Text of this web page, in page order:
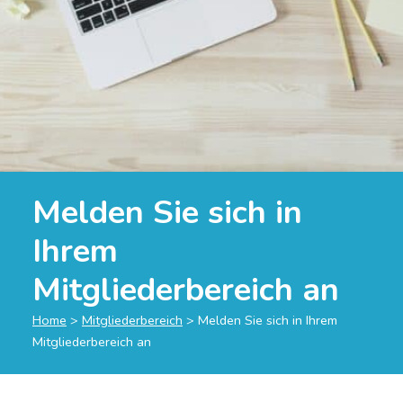
Melden Sie sich in
Ihrem
Mitgliederbereich an
Home > Mitgliederbereich > Melden Sie sich in Ihrem
Mitgliederbereich an